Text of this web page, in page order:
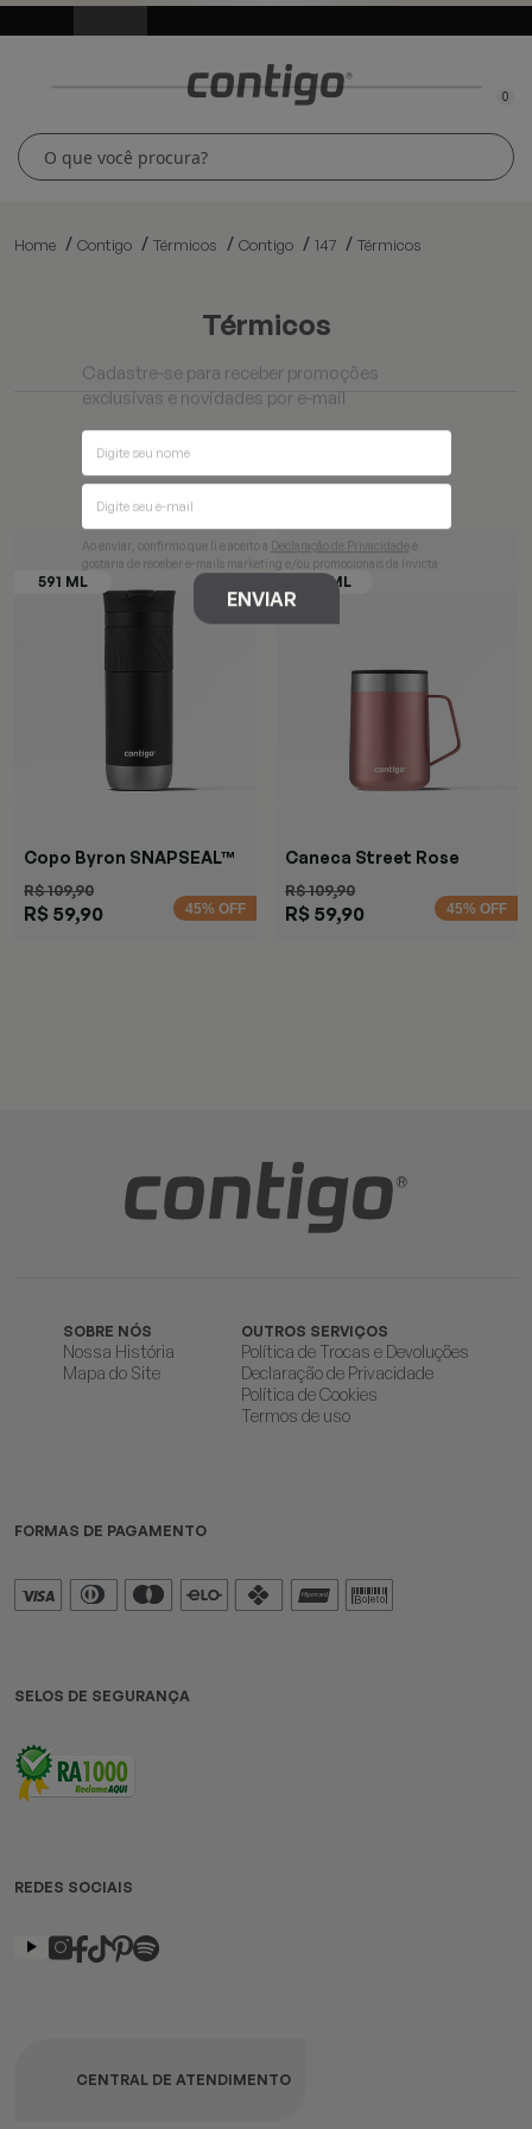
0
Home Contigo Térmicos Contigo 147 Térmicos
térmicos
Filtros
Copo Byron SNAPSEAL™
R$ 109,90
R$ 59,90 45% OFF
Caneca Street Rose
R$ 109,90
R$ 59,90 45% OFF
SOBRE NÓS
Nossa História
Mapa do Site
OUTROS SERVIÇOS
Política de Trocas e Devoluções
Declaração de Privacidade
Política de Cookies
Termos de uso
FORMAS DE PAGAMENTO
SELOS DE SEGURANÇA
REDES SOCIAIS
CENTRAL DE ATENDIMENTO
Cadastre-se para receber promoções
exclusivas e novidades por e-mail
Ao enviar, confirmo que li e aceito a Declaração de Privacidade
gostaria de receber e-mails marketing e/ou promocionais da Invicta
ENVIAR